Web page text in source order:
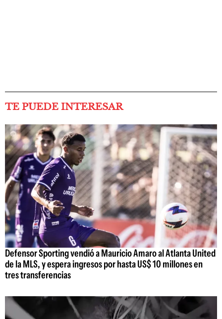
TE PUEDE INTERESAR
Defensor Sporting vendió a Mauricio Amaro al Atlanta United
de la MLS, y espera ingresos por hasta US$ 10 millones en
tres transferencias